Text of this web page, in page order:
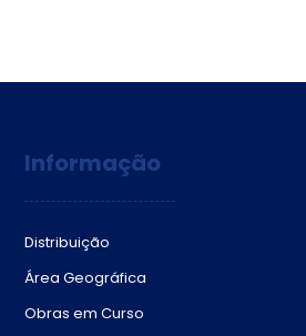
Informação
Distribuição
Área Geográfica
Obras em Curso